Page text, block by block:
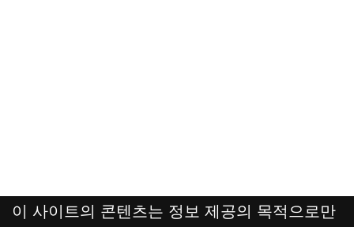
이 사이트의 콘텐츠는 정보 제공의 목적으로만